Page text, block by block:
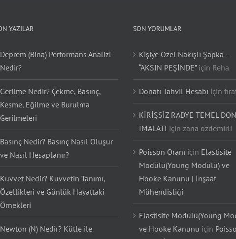
Nedir?
Gerilme Nedir? Çekme, Basınç,
Gerilmeleri
Basınç Nedir? Basınç Nasıl Oluşur
ve Nasıl Hesaplanır?
Kuvvet Nedir? Kuvvetin Tanımı,
Örnekleri
Kişiye Özel Nakışlı Şapka –
“AKSIN PEŞİNDE”
için Reha
Donatı Tahvil Hesabı içinfırat
KİRİŞSİZ RADYE TEMEL
İMALATI için zana özdemirli
Poisson Oranı için
Elastisite
Modülü(Young Modülü) ve
Hooke Kanunu | İnşaat
Mühendisliği
Elastisite Modülü(Young